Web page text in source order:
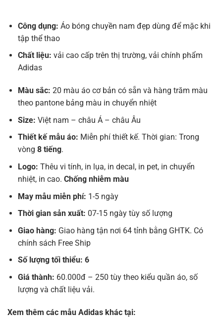
Công dụng: Áo bóng chuyền nam đẹp dùng để mặc khi
tập thể thao
Chất liệu: vải cao cấp trên thị trường, vải chính phẩm
Adidas
Màu sắc: 20 màu áo cơ bản có sẵn và hàng trăm màu
theo pantone bảng màu in chuyển nhiệt
Size: Việt nam – châu Á – châu Âu
Thiết kế mẫu áo: Miễn phí thiết kế. Thời gian: Trong
vòng 8 tiếng.
Logo: Thêu vi tính, in lụa, in decal, in pet, in chuyển
nhiệt, in cao. Chống nhiễm màu
May mẫu miễn phí: 1-5 ngày
Thời gian sản xuất: 07-15 ngày tùy số lượng
Giao hàng: Giao hàng tận nơi 64 tỉnh bằng GHTK. Có
chính sách Free Ship
Số lượng tối thiểu: 6
Giá thành: 60.000đ – 250 tùy theo kiểu quần áo, số
lượng và chất liệu vải.
Xem thêm các mẫu Adidas khác tại: